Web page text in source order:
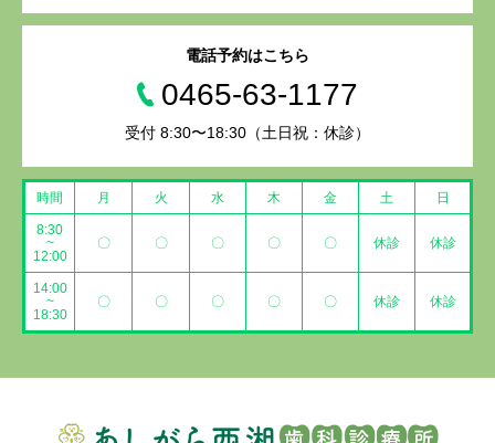
電話予約はこちら
0465-63-1177
受付 8:30〜18:30（土日祝：休診）
時間 月 火 水 木 金 土 日
8:30
~
12:00
〇 〇 〇 〇 〇 休診 休診
14:00
~
18:30
〇 〇 〇 〇 〇 休診 休診